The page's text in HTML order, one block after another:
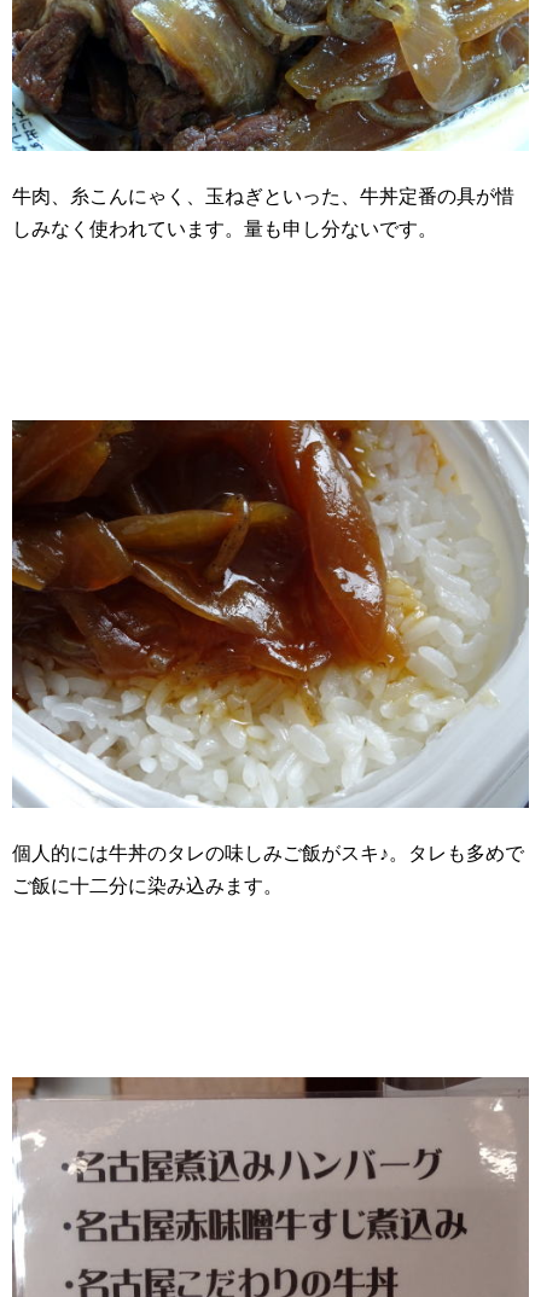
牛肉、糸こんにゃく、玉ねぎといった、牛丼定番の具が惜
しみなく使われています。量も申し分ないです。
個人的には牛丼のタレの味しみご飯がスキ♪。タレも多めで
ご飯に十二分に染み込みます。